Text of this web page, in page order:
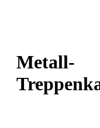
Metall-